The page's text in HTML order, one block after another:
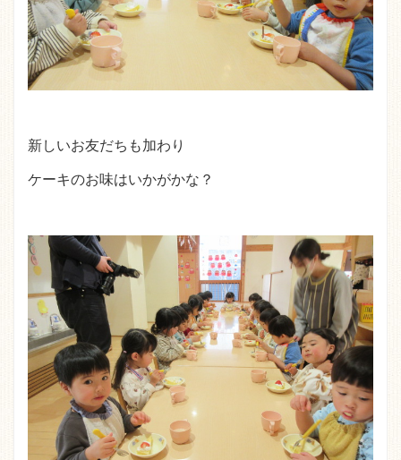
新しいお友だちも加わり
ケーキのお味はいかがかな？